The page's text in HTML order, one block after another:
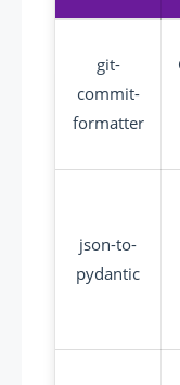
git-
commit-
formatter
json-to-
pydantic